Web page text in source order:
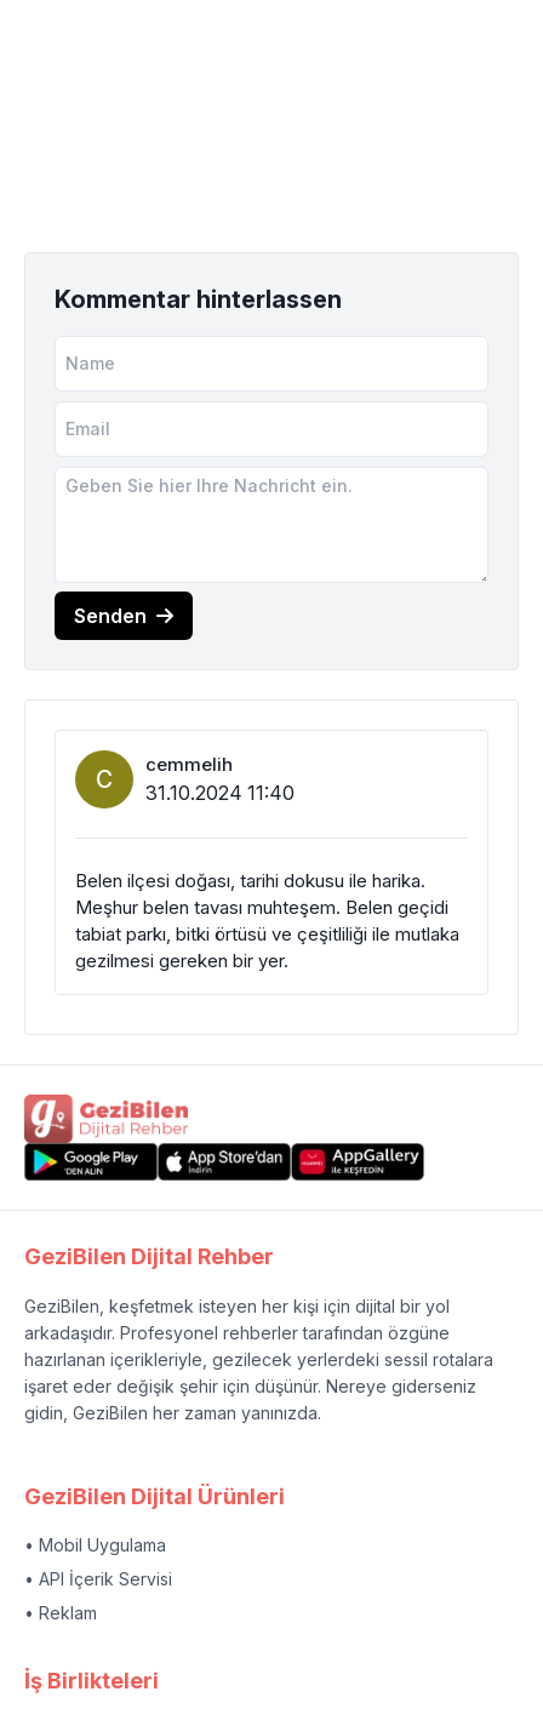
Kommentar hinterlassen
Senden
C cemmelih
31.10.2024 11:40
Belen ilçesi doğası, tarihi dokusu ile harika.
Meşhur belen tavası muhteşem. Belen geçidi
tabiat parkı, bitki örtüsü ve çeşitliliği ile mutlaka
gezilmesi gereken bir yer.
GeziBilen Dijital Rehber
GeziBilen, keşfetmek isteyen her kişi için dijital bir yol
arkadaşıdır. Profesyonel rehberler tarafından özgüne
hazırlanan içerikleriyle, gezilecek yerlerdeki sessil rotalara
işaret eder değişik şehir için düşünür. Nereye giderseniz
gidin, GeziBilen her zaman yanınızda.
GeziBilen Dijital Ürünleri
• Mobil Uygulama
• API İçerik Servisi
• Reklam
İş Birlikteleri